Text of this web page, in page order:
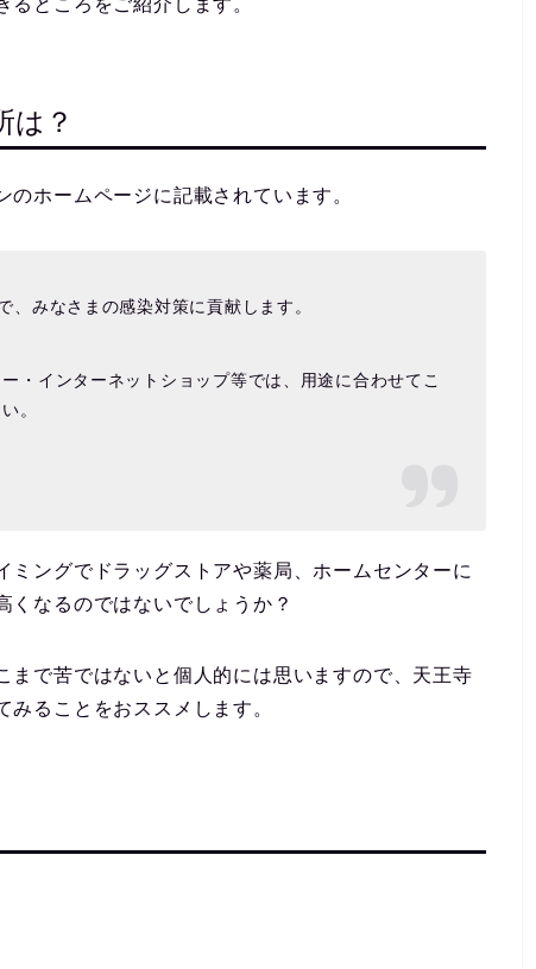
ところをご紹介します。
は？
ホームページに記載されています。
、みなさまの感染対策に貢献します。
・インターネットショップ等では、用途に合わせてこ
。
ミングでドラッグストアや薬局、ホームセンターに
くなるのではないでしょうか？
まで苦ではないと個人的には思いますので、天王寺
ることをおススメします。